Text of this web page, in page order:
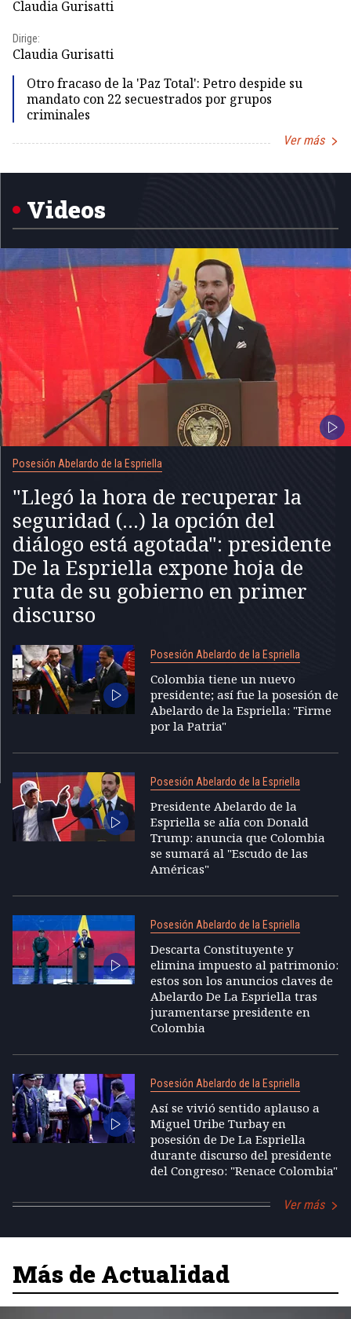
Claudia Gurisatti
Dirige:
Claudia Gurisatti
Otro fracaso de la 'Paz Total': Petro despide su
mandato con 22 secuestrados por grupos
criminales
Ver más
Videos
Posesión Abelardo de la Espriella
"Llegó la hora de recuperar la
seguridad (...) la opción del
diálogo está agotada": presidente
De la Espriella expone hoja de
ruta de su gobierno en primer
discurso
Posesión Abelardo de la Espriella
Colombia tiene un nuevo
presidente; así fue la posesión de
Abelardo de la Espriella: "Firme
por la Patria"
Posesión Abelardo de la Espriella
Presidente Abelardo de la
Espriella se alía con Donald
Trump: anuncia que Colombia
se sumará al "Escudo de las
Américas"
Posesión Abelardo de la Espriella
Descarta Constituyente y
elimina impuesto al patrimonio:
estos son los anuncios claves de
Abelardo De La Espriella tras
juramentarse presidente en
Colombia
Posesión Abelardo de la Espriella
Así se vivió sentido aplauso a
Miguel Uribe Turbay en
posesión de De La Espriella
durante discurso del presidente
del Congreso: "Renace Colombia"
Ver más
Más de Actualidad